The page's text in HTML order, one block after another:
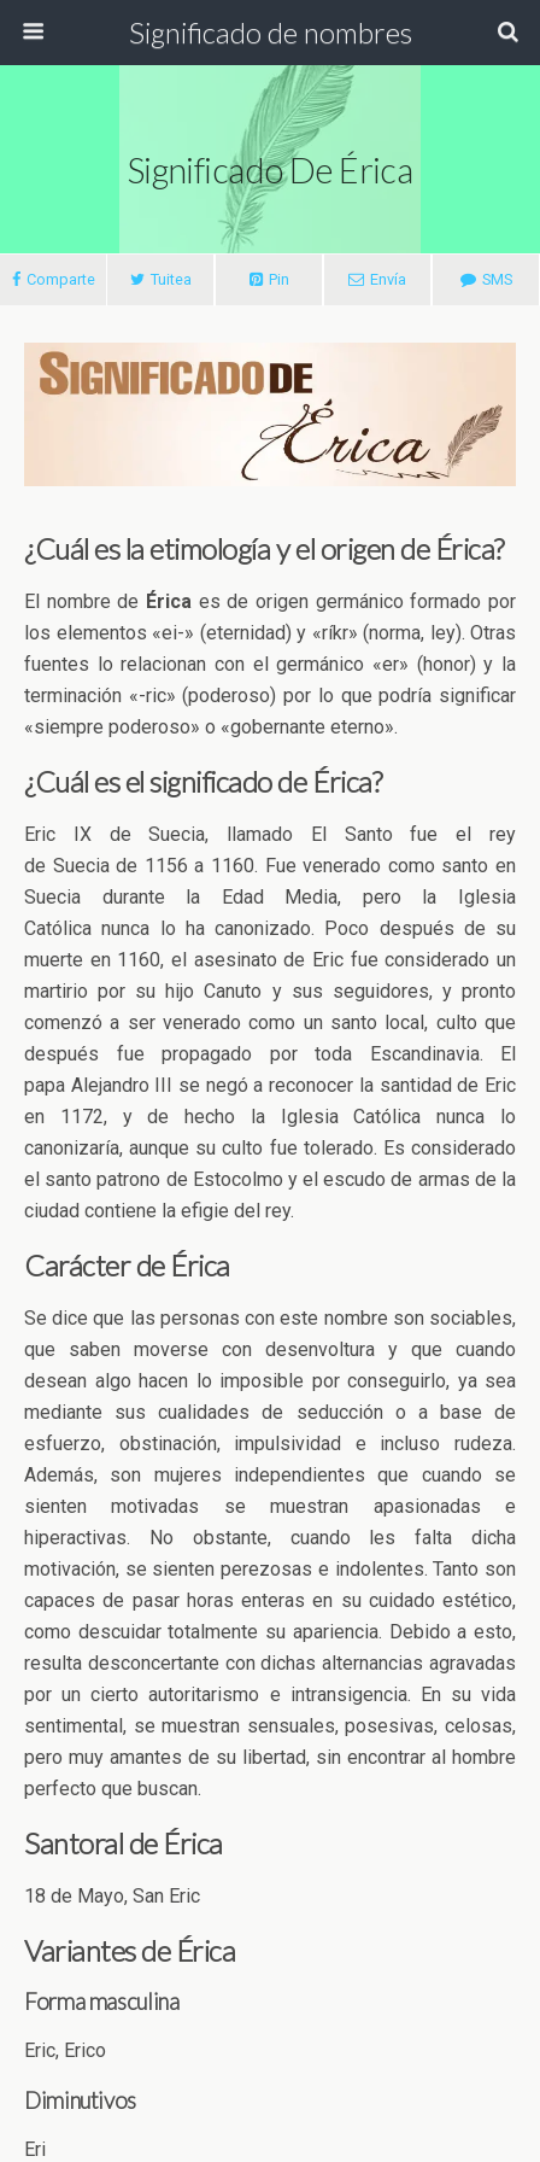
Significado de nombres
Significado De Érica
Comparte Tuitea Pin Envía SMS
¿Cuál es la etimología y el origen de Érica?
El nombre de Érica es de origen germánico formado por
los elementos «ei-» (eternidad) y «ríkr» (norma, ley). Otras
fuentes lo relacionan con el germánico «er» (honor) y la
terminación «-ric» (poderoso) por lo que podría significar
«siempre poderoso» o «gobernante eterno».
¿Cuál es el significado de Érica?
Eric IX de Suecia, llamado El Santo fue el rey
de Suecia de 1156 a 1160. Fue venerado como santo en
Suecia durante la Edad Media, pero la Iglesia
Católica nunca lo ha canonizado. Poco después de su
muerte en 1160, el asesinato de Eric fue considerado un
martirio por su hijo Canuto y sus seguidores, y pronto
comenzó a ser venerado como un santo local, culto que
después fue propagado por toda Escandinavia. El
papa Alejandro III se negó a reconocer la santidad de Eric
en 1172, y de hecho la Iglesia Católica nunca lo
canonizaría, aunque su culto fue tolerado. Es considerado
el santo patrono de Estocolmo y el escudo de armas de la
ciudad contiene la efigie del rey.
Carácter de Érica
Se dice que las personas con este nombre son sociables,
que saben moverse con desenvoltura y que cuando
desean algo hacen lo imposible por conseguirlo, ya sea
mediante sus cualidades de seducción o a base de
esfuerzo, obstinación, impulsividad e incluso rudeza.
Además, son mujeres independientes que cuando se
sienten motivadas se muestran apasionadas e
hiperactivas. No obstante, cuando les falta dicha
motivación, se sienten perezosas e indolentes. Tanto son
capaces de pasar horas enteras en su cuidado estético,
como descuidar totalmente su apariencia. Debido a esto,
resulta desconcertante con dichas alternancias agravadas
por un cierto autoritarismo e intransigencia. En su vida
sentimental, se muestran sensuales, posesivas, celosas,
pero muy amantes de su libertad, sin encontrar al hombre
perfecto que buscan.
Santoral de Érica
18 de Mayo, San Eric
Variantes de Érica
Forma masculina
Eric, Erico
Diminutivos
Eri